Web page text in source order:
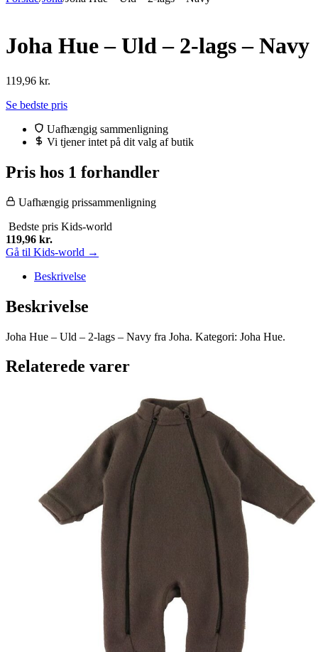
Joha Hue – Uld – 2-lags – Navy
119,96 kr.
Se bedste pris
Uafhængig sammenligning
Vi tjener intet på dit valg af butik
Pris hos 1 forhandler
Uafhængig prissammenligning
Bedste pris Kids-world
119,96 kr.
Gå til Kids-world →
Beskrivelse
Beskrivelse
Joha Hue – Uld – 2-lags – Navy fra Joha. Kategori: Joha Hue.
Relaterede varer